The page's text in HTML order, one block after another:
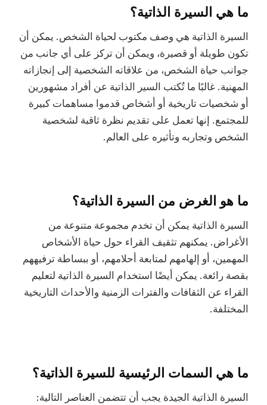
ما هي السيرة الذاتية؟
السيرة الذاتية هي وصف مكتوب لحياة الشخص. يمكن أن
تكون طويلة أو قصيرة، ويمكن أن تركز على أي جانب من
جوانب حياة الشخص، من علاقاته الشخصية إلى إنجازاته
المهنية. غالبًا ما تُكتب السير الذاتية عن أفراد مشهورين
أو شخصيات تاريخية أو أشخاص قدموا مساهمات كبيرة
للمجتمع. إنها تعمل على تقديم نظرة ثاقبة لشخصية
الشخص وتجاربه وتأثيره على العالم.
ما هو الغرض من السيرة الذاتية؟
السيرة الذاتية يمكن أن تخدم مجموعة متنوعة من
الأغراض. يمكنهم تثقيف القراء حول حياة الأشخاص
المهمين، أو إلهامهم لمتابعة أحلامهم، أو ببساطة ترفيههم
بقصة رائعة. يمكن أيضًا استخدام السيرة الذاتية لتعليم
القراء عن الثقافات والفترات الزمنية والأحداث التاريخية
المختلفة.
ما هي السمات الرئيسية للسيرة الذاتية؟
السيرة الذاتية الجيدة يجب أن تتضمن العناصر التالية: